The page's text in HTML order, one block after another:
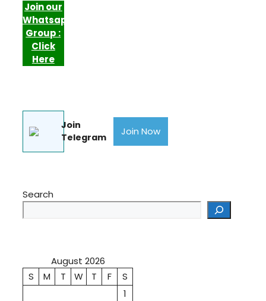
Join our
Whatsapp
Group :
Click
Here
Join
Telegram
Join Now
Search
August 2026
S
M T W T F
S
1